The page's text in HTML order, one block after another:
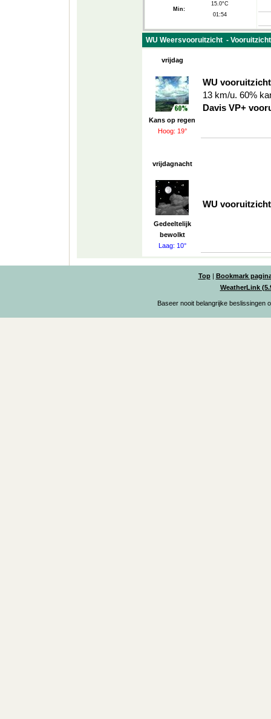
Min:
15.0°C
01:54
WU Weersvooruitzicht -
vrijdag
Kans op regen
Hoog: 19°
WU
13 km/u. 60%
Davis VP+
vrijdagnacht
Gedeeltelijk
bewolkt
Laag: 10°
WU
Top | Bookmark
WeatherLink
Baseer nooit belangrijke beslissingen